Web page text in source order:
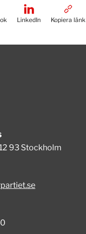
LinkedIn Kopiera länk
93 Stockholm